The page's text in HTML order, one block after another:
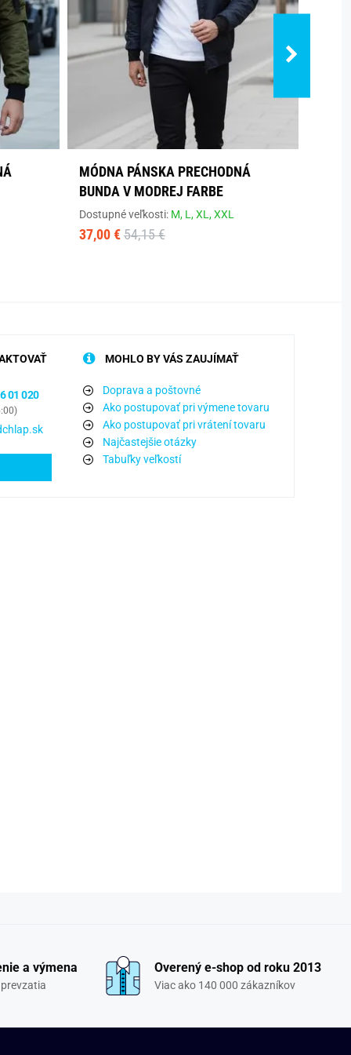
MÓDNA PÁNSKA PRECHODNÁ
BUNDA V MODREJ FARBE
Dostupné veľkosti: M, L,XL,XXL
37,00 € 54,15 €
01 020
MOHLO BY VÁS ZAUJÍMAŤ
Doprava a poštovné
Ako postupovať pri výmene tovaru
Ako postupovať pri vrátení tovaru
Najčastejšie otázky
Tabuľky veľkostí
a výmena Overený e-shop od roku 2013
Viac ako 140 000 zákazníkov